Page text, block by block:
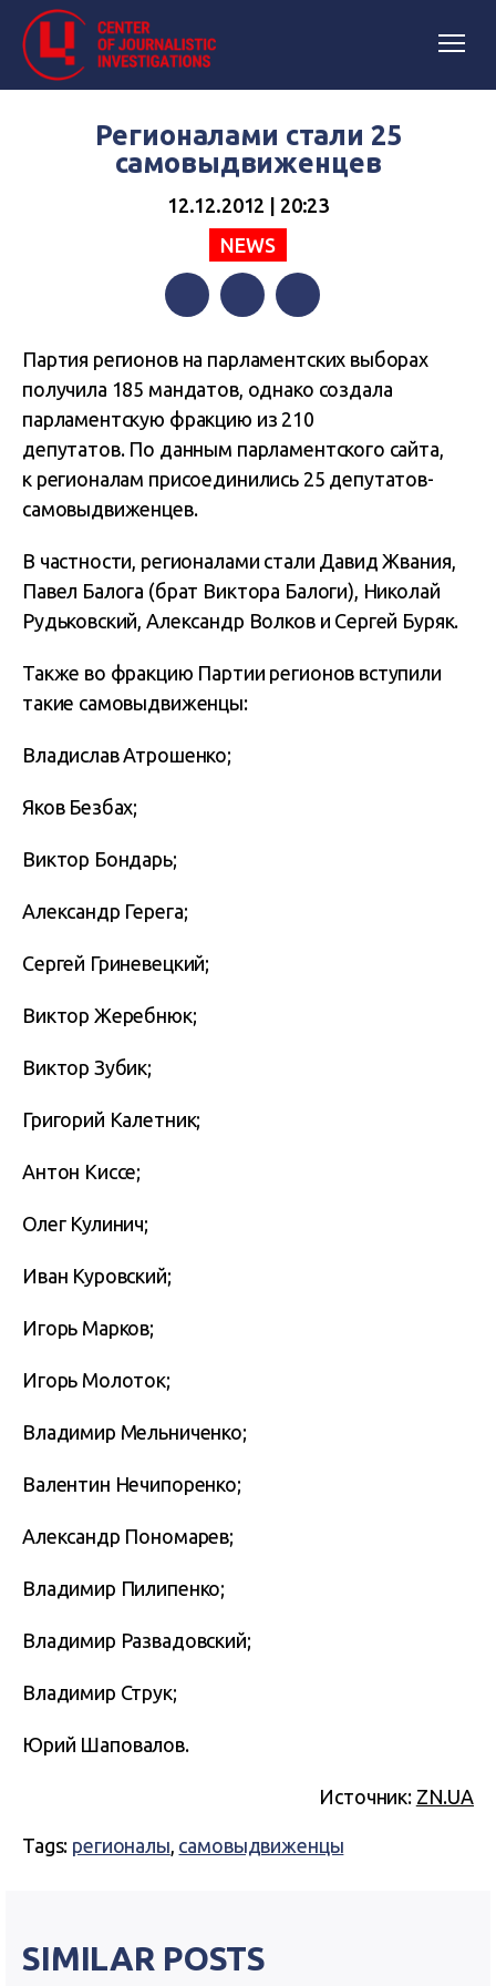
Регионалами стали 25
самовыдвиженцев
12.12.2012 | 20:23
NEWS
Партия регионов на парламентских выборах
получила 185 мандатов, однако создала
парламентскую фракцию из 210
депутатов. По данным парламентского сайта,
к регионалам присоединились 25 депутатов-
самовыдвиженцев.
В частности, регионалами стали Давид Жвания,
Павел Балога (брат Виктора Балоги), Николай
Рудьковский, Александр Волков и Сергей Буряк.
Также во фракцию Партии регионов вступили
такие самовыдвиженцы:
Владислав Атрошенко;
Яков Безбах;
Виктор Бондарь;
Александр Герега;
Сергей Гриневецкий;
Виктор Жеребнюк;
Виктор Зубик;
Григорий Калетник;
Антон Киссе;
Олег Кулинич;
Иван Куровский;
Игорь Марков;
Игорь Молоток;
Владимир Мельниченко;
Валентин Нечипоренко;
Александр Пономарев;
Владимир Пилипенко;
Владимир Развадовский;
Владимир Струк;
Юрий Шаповалов.
Источник: ZN.UA
Tags: регионалы, самовыдвиженцы
SIMILAR POSTS